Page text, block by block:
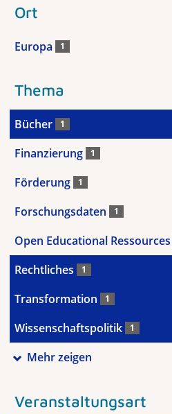
Ort
Europa 1
Thema
Bücher 1
Finanzierung 1
Förderung 1
Forschungsdaten 1
Open Educational Ressources
Rechtliches 1
Transformation 1
Wissenschaftspolitik 1
Mehr zeigen
Veranstaltungsart